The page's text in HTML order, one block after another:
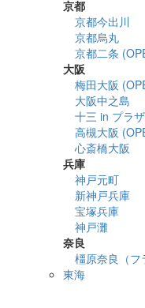
京都
京都今出川
京都烏丸
京都二条
大阪
梅田大阪
大阪中之島
十三 in プラ
高槻大阪
心斎橋大阪
兵庫
神戸元町
新神戸兵庫
宝塚兵庫
神戸灘
奈良
橿原奈良（フ
東海